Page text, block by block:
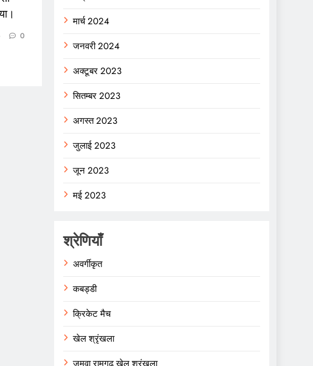
0
मार्च 2024
जनवरी 2024
अक्टूबर 2023
सितम्बर 2023
अगस्त 2023
जुलाई 2023
जून 2023
मई 2023
श्रेणियाँ
अवर्गीकृत
कबड्डी
क्रिकेट मैच
खेल श्रृंखला